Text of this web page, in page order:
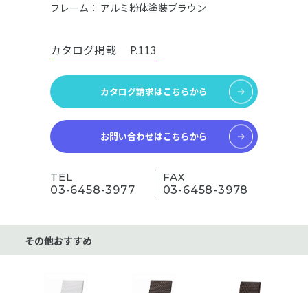
フレーム： アルミ粉体塗装ブラウン
カタログ掲載 P.113
カタログ請求はこちらから
お問い合わせはこちらから
TEL
03-6458-3977
FAX
03-6458-3978
その他おすすめ